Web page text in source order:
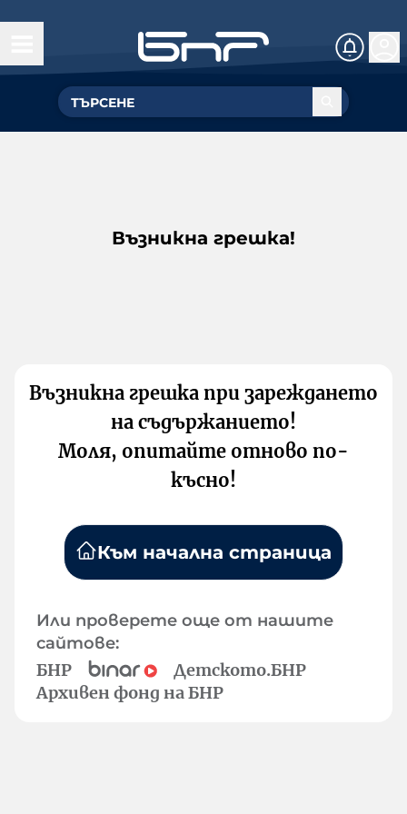
Възникна грешка!
Възникна грешка при зареждането
на съдържанието!
Моля, опитайте отново по-
късно!
Към начална страница
Или проверете още от нашите
сайтове:
БНР
Детското.БНР
Архивен фонд на БНР